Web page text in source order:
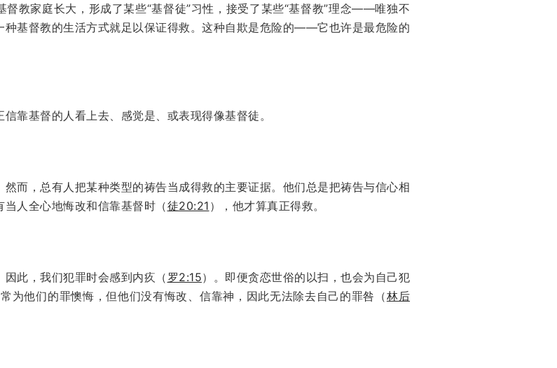
教家庭长大，形成了某些“基督徒”习性，接受了某些“基督教”理念——唯独不
种基督教的生活方式就足以保证得救。这种自欺是危险的——它也许是最危险的
靠基督的人看上去、感觉是、或表现得像基督徒。
而，总有人把某种类型的祷告当成得救的主要证据。他们总是把祷告与信心相
人全心地悔改和信靠基督时（徒20:21 ），他才算真正得救。
此，我们犯罪时会感到内疚（ 罗2:15）。即便贪恋世俗的以扫，也会为自己犯
为他们的罪懊悔，但他们没有悔改、信靠神，因此无法除去自己的罪咎（林后